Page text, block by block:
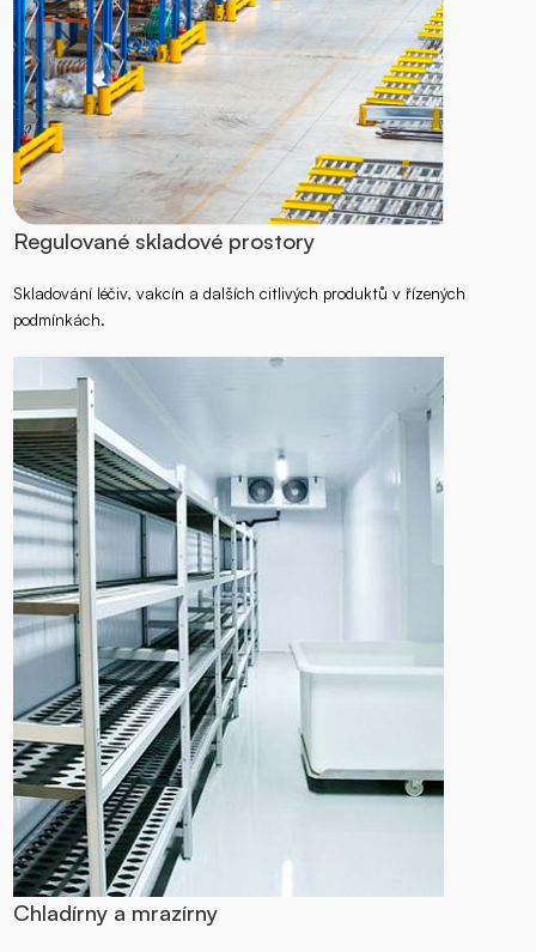
Regulované skladové prostory
Skladování léčiv, vakcín a dalších citlivých produktů v řízených
podmínkách.
Chladírny a mrazírny